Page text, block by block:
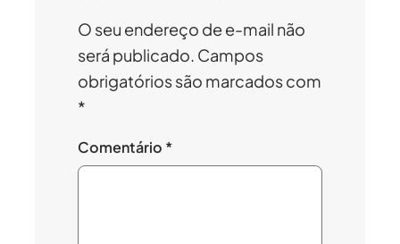
O seu endereço de e-mail não
será publicado. Campos
obrigatórios são marcados com
*
Comentário *